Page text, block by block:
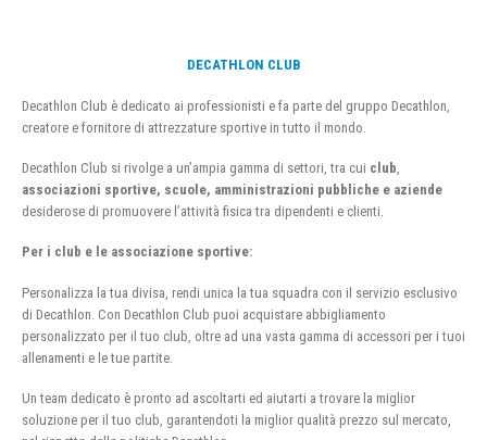
DECATHLON CLUB
Decathlon Club è dedicato ai professionisti e fa parte del gruppo Decathlon,
creatore e fornitore di attrezzature sportive in tutto il mondo.
Decathlon Club si rivolge a un’ampia gamma di settori, tra cui club
associazioni sportive, scuole, amministrazioni pubbliche e aziende
desiderose di promuovere l’attività fisica tra dipendenti e clienti.
Per i club e le associazione sportive:
Personalizza la tua divisa, rendi unica la tua squadra con il servizio esclusivo
di Decathlon. Con Decathlon Club puoi acquistare abbigliamento
personalizzato per il tuo club, oltre ad una vasta gamma di accessori per i tuoi
allenamenti e le tue partite.
Un team dedicato è pronto ad ascoltarti ed aiutarti a trovare la miglior
soluzione per il tuo club, garantendoti la miglior qualità prezzo sul mercato,